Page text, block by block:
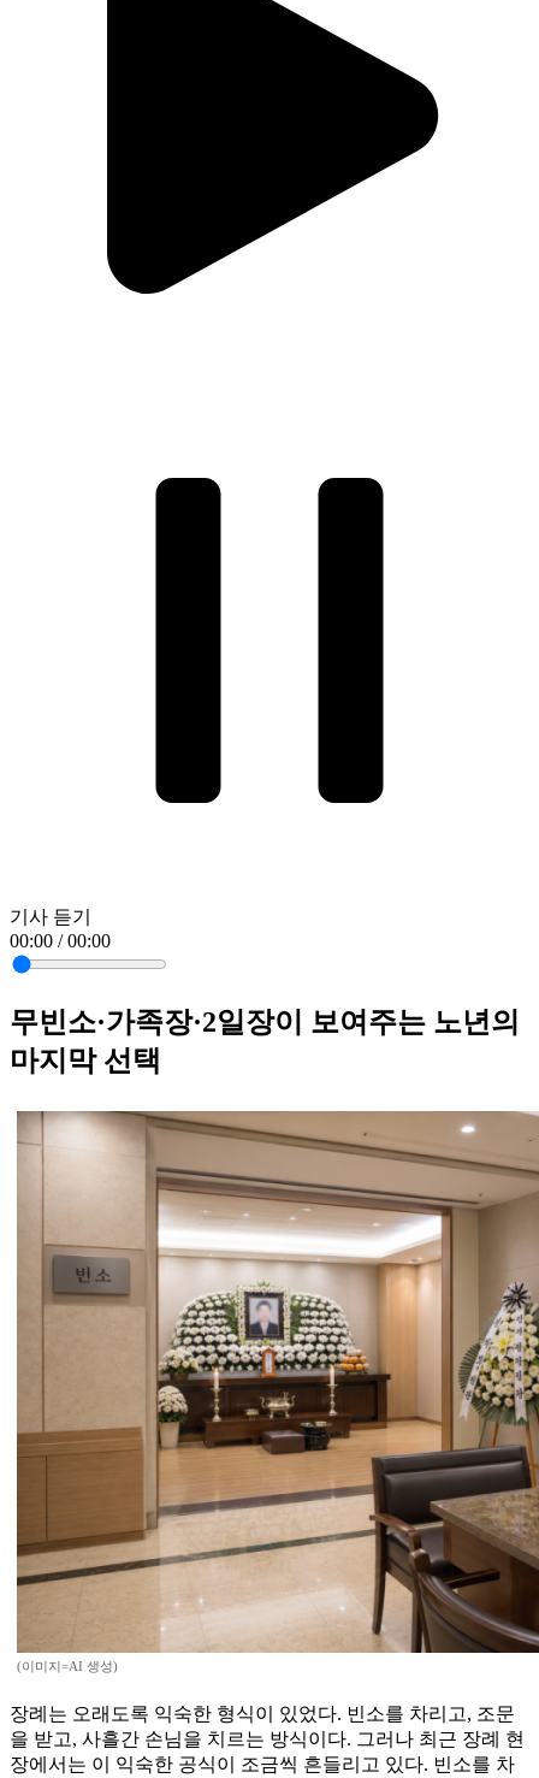
기사 듣기
00:00 / 00:00
무빈소·가족장·2일장이 보여주는 노년의
마지막 선택
(이미지=AI 생성)
장례는 오래도록 익숙한 형식이 있었다. 빈소를 차리고, 조문
을 받고, 사흘간 손님을 치르는 방식이다. 그러나 최근 장례 현
장에서는 이 익숙한 공식이 조금씩 흔들리고 있다. 빈소를 차